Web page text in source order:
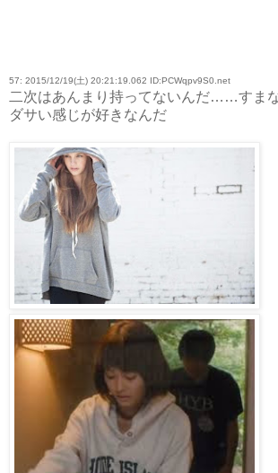
57: 2015/12/19(土) 20:21:19.062 ID:PCWqpv9S0.net
二次はあんまり持ってないんだ……すま
ダサい感じが好きなんだ